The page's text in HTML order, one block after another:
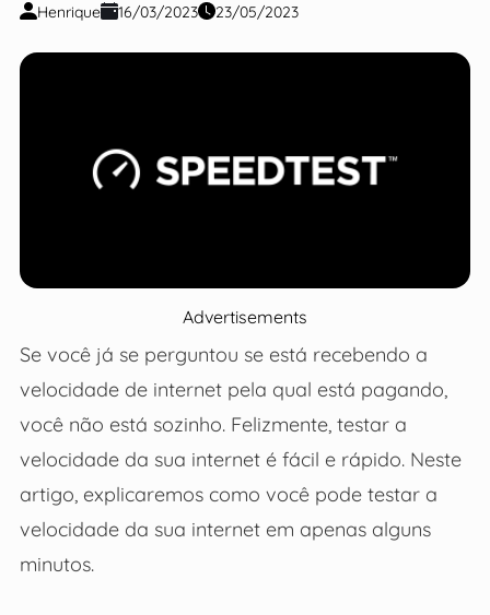
Henrique 16/03/2023 23/05/2023
Advertisements
Se você já se perguntou se está recebendo a
velocidade de internet pela qual está pagando,
você não está sozinho. Felizmente, testar a
velocidade da sua internet é fácil e rápido. Neste
artigo, explicaremos como você pode testar a
velocidade da sua internet em apenas alguns
minutos.